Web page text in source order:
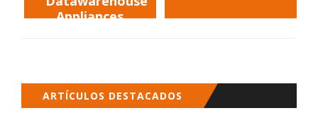
Appliances
ARTÍCULOS DESTACADOS